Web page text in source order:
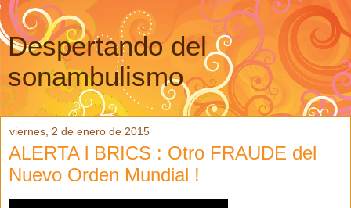
Despertando del
sonambulismo
viernes, 2 de enero de 2015
ALERTA l BRICS : Otro FRAUDE del
Nuevo Orden Mundial !